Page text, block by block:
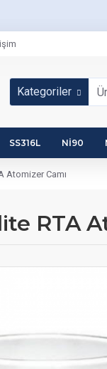
Kategoriler
SS316L NI90
Atomizer Camı
RTA